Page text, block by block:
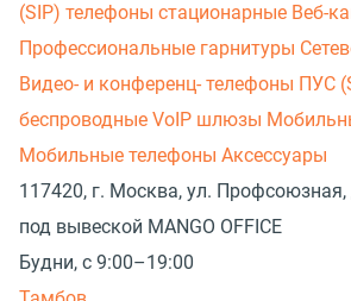
(SIP) телефоны стационарные Веб-
Профессиональные гарнитуры
Видео- и конференц- телефоны ПУС
беспроводные VoIP шлюзы
Мобильные телефоны Аксессуары
117420, г. Москва, ул. Профсоюзная,
под вывеской MANGO OFFICE
Будни, с 9:00–19:00